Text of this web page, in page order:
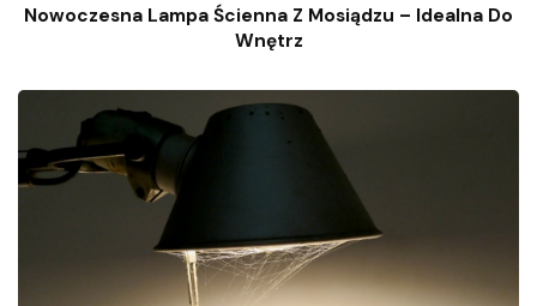
Nowoczesna Lampa Ścienna Z Mosiądzu – Idealna Do
Wnętrz